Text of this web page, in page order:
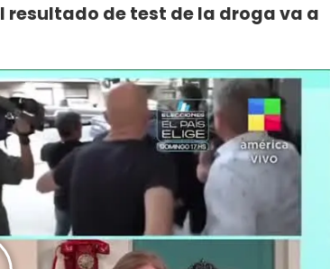
de test de la droga va a